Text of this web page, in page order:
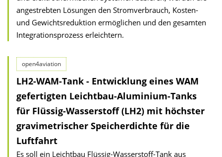
angestrebten Lösungen den Stromverbrauch, Kosten-
und Gewichtsreduktion ermöglichen und den gesamten
Integrationsprozess erleichtern.
open4aviation
LH2-WAM-Tank - Entwicklung eines WAM
gefertigten Leichtbau-Aluminium-Tanks
für Flüssig-Wasserstoff (LH2) mit höchster
gravimetrischer Speicherdichte für die
Luftfahrt
Es soll ein Leichtbau Flüssig-Wasserstoff-Tank aus